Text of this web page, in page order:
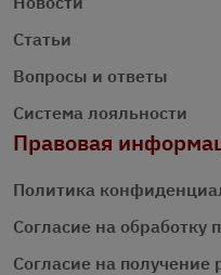
Статьи
Вопросы и ответы
Система лояльности
Правовая
Политика
Согласие на
Согласие на получение